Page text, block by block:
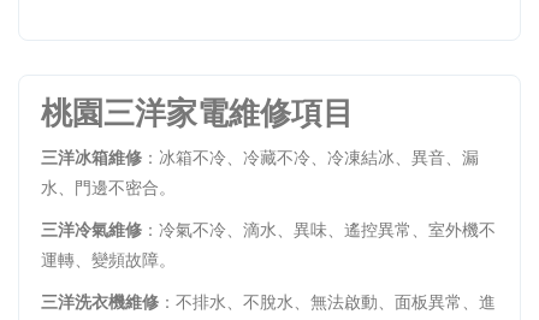
桃園三洋家電維修項目
三洋冰箱維修 ：冰箱不冷、冷藏不冷、冷凍結冰、異音、漏
水、門邊不密合。
三洋冷氣維修 ：冷氣不冷、滴水、異味、遙控異常、室外機不
運轉、變頻故障。
三洋洗衣機維修 ：不排水、不脫水、無法啟動、面板異常、進